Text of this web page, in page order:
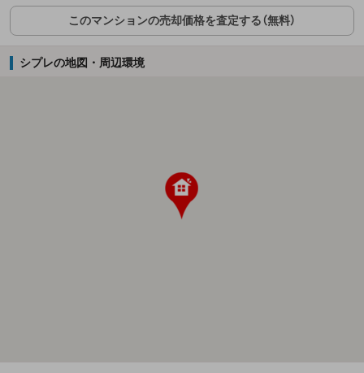
このマンションの売却価格を査定する（無料）
シプレの地図・周辺環境